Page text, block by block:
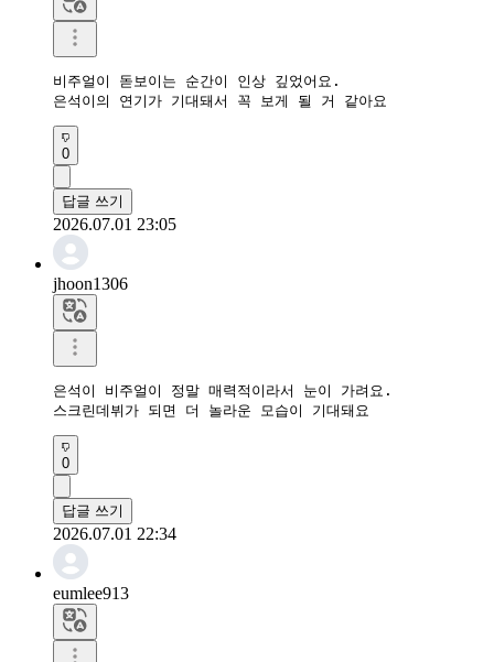
비주얼이 돋보이는 순간이 인상 깊었어요.
은석이의 연기가 기대돼서 꼭 보게 될 거 같아요
0
답글 쓰기
2026.07.01 23:05
jhoon1306
은석이 비주얼이 정말 매력적이라서 눈이 가려요.
스크린데뷔가 되면 더 놀라운 모습이 기대돼요
0
답글 쓰기
2026.07.01 22:34
eumlee913